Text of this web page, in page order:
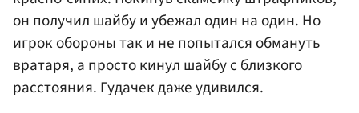
он получил шайбу и убежал один на один. Но
игрок обороны так и не попытался обмануть
вратаря, а просто кинул шайбу с близкого
расстояния. Гудачек даже удивился.